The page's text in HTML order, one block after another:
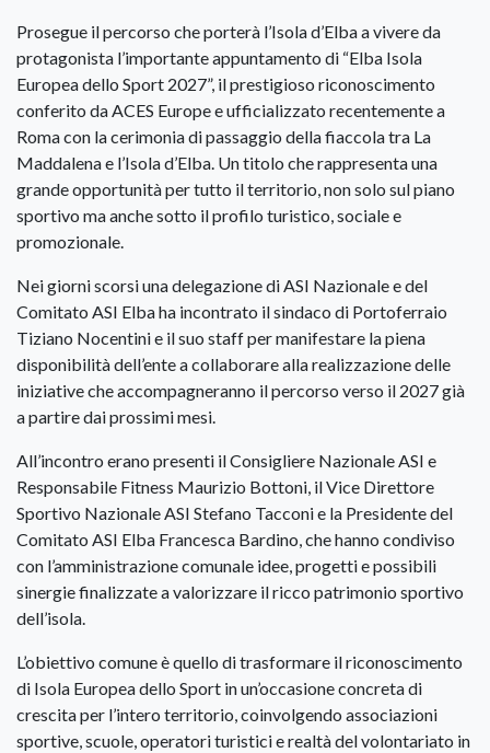
Prosegue il percorso che porterà l’Isola d’Elba a vivere da
protagonista l’importante appuntamento di “Elba Isola
Europea dello Sport 2027”, il prestigioso riconoscimento
conferito da ACES Europe e ufficializzato recentemente a
Roma con la cerimonia di passaggio della fiaccola tra La
Maddalena e l’Isola d’Elba. Un titolo che rappresenta una
grande opportunità per tutto il territorio, non solo sul piano
sportivo ma anche sotto il profilo turistico, sociale e
promozionale.
Nei giorni scorsi una delegazione di ASI Nazionale e del
Comitato ASI Elba ha incontrato il sindaco di Portoferraio
Tiziano Nocentini e il suo staff per manifestare la piena
disponibilità dell’ente a collaborare alla realizzazione delle
iniziative che accompagneranno il percorso verso il 2027 già
a partire dai prossimi mesi.
All’incontro erano presenti il Consigliere Nazionale ASI e
Responsabile Fitness Maurizio Bottoni, il Vice Direttore
Sportivo Nazionale ASI Stefano Tacconi e la Presidente del
Comitato ASI Elba Francesca Bardino, che hanno condiviso
con l’amministrazione comunale idee, progetti e possibili
sinergie finalizzate a valorizzare il ricco patrimonio sportivo
dell’isola.
L’obiettivo comune è quello di trasformare il riconoscimento
di Isola Europea dello Sport in un’occasione concreta di
crescita per l’intero territorio, coinvolgendo associazioni
sportive, scuole, operatori turistici e realtà del volontariato in